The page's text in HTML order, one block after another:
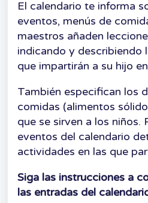
El calendario te informa
eventos, menús de
maestros añaden
indicando y describiendo
que impartirán a su hijo
También especifican los
comidas (alimentos
que se sirven a los niños.
eventos del calendario
actividades en las que
Siga las instrucciones a
las entradas del